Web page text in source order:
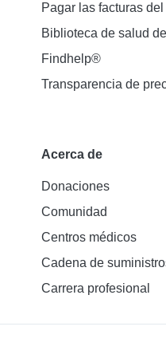
Pagar las facturas
Biblioteca de salud
Findhelp®
Transparencia de
Acerca de
Donaciones
Comunidad
Centros médicos
Cadena de
Carrera profesional